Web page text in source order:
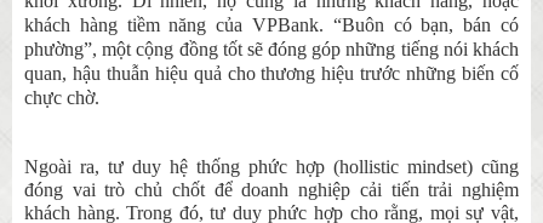
khách hàng tiềm năng của VPBank. “Buôn có bạn, bán có
phường”, một cộng đồng tốt sẽ đóng góp những tiếng nói khách
quan, hậu thuẫn hiệu quả cho thương hiệu trước những biến cố
chực chờ.
Ngoài ra, tư duy hệ thống phức hợp (hollistic mindset) cũng
đóng vai trò chủ chốt để doanh nghiệp cải tiến trải nghiệm
khách hàng. Trong đó, tư duy phức hợp cho rằng, mọi sự vật,